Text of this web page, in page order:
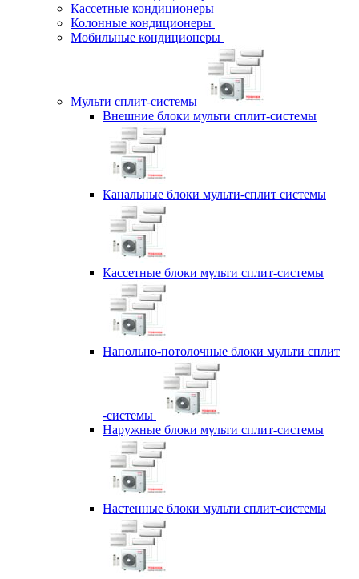
Кассетные кондиционеры
Колонные кондиционеры
Мобильные кондиционеры
Мульти сплит-системы
Внешние блоки мульти сплит-системы
Канальные блоки мульти-сплит системы
Кассетные блоки мульти сплит-системы
Напольно-потолочные блоки мульти сплит
-системы
Наружные блоки мульти сплит-системы
Настенные блоки мульти сплит-системы